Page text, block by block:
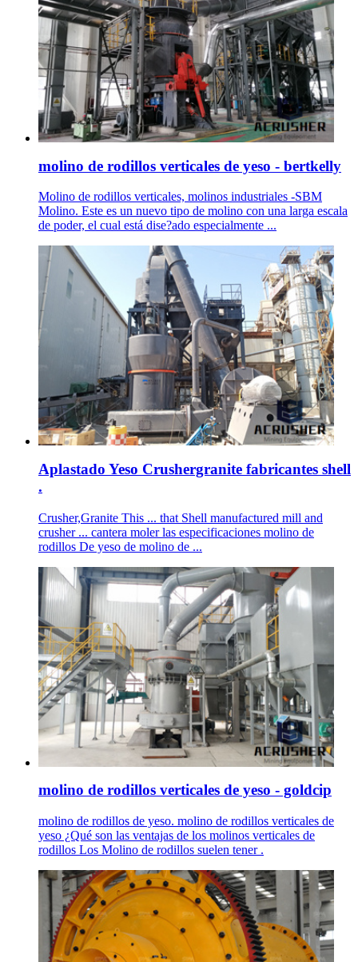
molino de rodillos verticales de yeso - bertkelly
Molino de rodillos verticales, molinos industriales -SBM
Molino. Este es un nuevo tipo de molino con una larga escala
de poder, el cual está dise?ado especialmente ...
Aplastado Yeso Crushergranite fabricantes shell
.
Crusher,Granite This ... that Shell manufactured mill and
crusher ... cantera moler las especificaciones molino de
rodillos De yeso de molino de ...
molino de rodillos verticales de yeso - goldcip
molino de rodillos de yeso. molino de rodillos verticales de
yeso ¿Qué son las ventajas de los molinos verticales de
rodillos Los Molino de rodillos suelen tener .